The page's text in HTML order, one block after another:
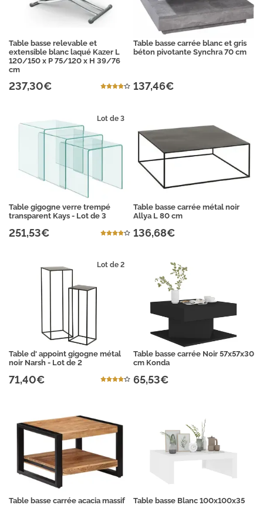
Table basse relevable et
extensible blanc laqué Kazer L
120/150 x P 75/120 x H 39/76
cm
237,30€
Table basse carrée blanc et gris
béton pivotante Synchra 70 cm
137,46€
Lot de 3
Table gigogne verre trempé
transparent Kays - Lot de 3
251,53€
Table basse carrée métal noir
Allya L 80 cm
136,68€
Lot de 2
Table d' appoint gigogne métal
noir Narsh - Lot de 2
71,40€
Table basse carrée Noir 57x57x30
cm Konda
65,53€
Table basse carrée acacia massif
Table basse Blanc 100x100x35